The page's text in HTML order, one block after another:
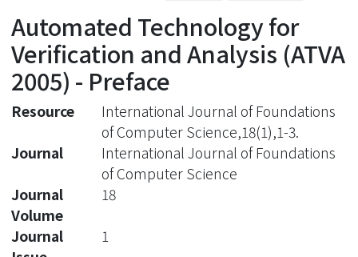
Statistics
Automated Technology for
Verification and Analysis (ATVA
2005) - Preface
Resource
International Journal of Foundations
of Computer Science,18(1),1-3.
Journal
International Journal of Foundations
of Computer Science
Journal
Volume
18
Journal
1